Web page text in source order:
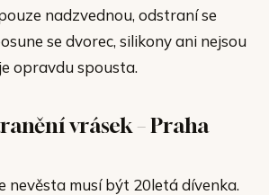
nadzvednou, odstraní se
se dvorec, silikony ani nejsou
opravdu spousta.
vrásek – Praha
nevěsta musí být 20letá dívenka.